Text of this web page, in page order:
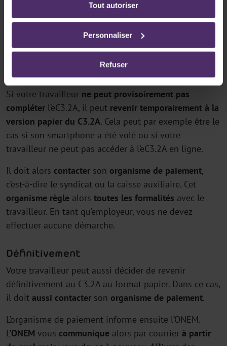
Politique de confidentialité-Politique en matière
d’utilisation des cookies
Tout autoriser
Personnaliser
Refuser
Oui, c’est possible.Votre travailleur peut revenir
temporairement ou définitivement au document
papier.
Temporairement
Si votre travailleur ne peut provisoirement pas
compléter l’eC3.2A, il peut revenir temporairement à la
version papier du C3.2A. Cela peut par exemple être le
cas si son smartphone a été volé ou si votre
travailleur ne peut pas accéder à l’eC3.2A en ligne.
Il doit alors contacter son organisme de paiement,
c’est-à-dire le syndicat ou la caisse auxiliaire. Cet
organisme règle alors toutes les formalités avec le
travailleur. En tant qu’employeur, vous ne devez
effectuer aucune démarche.
Définitivement
Votre travailleur peut aussi décider de revenir
définitivement au C3.2A au format papier. Dans ce cas,
il doit aussi contacter son organisme de paiement.
L’organisme de paiement informe ensuite l’ONEM.
L’ONEM vous communique alors par courrier à partir